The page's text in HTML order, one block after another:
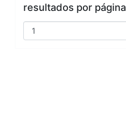
resultados por página